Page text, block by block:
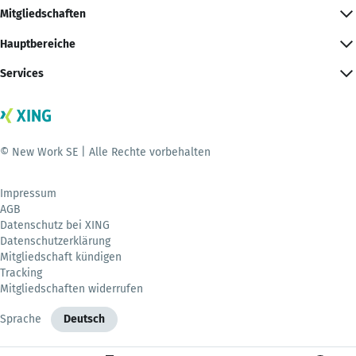
Mitgliedschaften
Hauptbereiche
Services
© New Work SE | Alle Rechte vorbehalten
Impressum
AGB
Datenschutz bei XING
Datenschutzerklärung
Mitgliedschaft kündigen
Tracking
Mitgliedschaften widerrufen
Sprache Deutsch